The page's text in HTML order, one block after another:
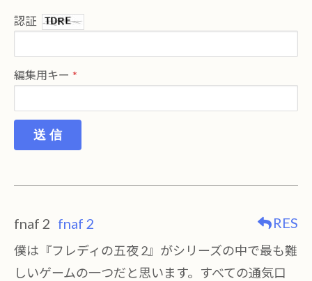
認証
編集用キー
送 信
fnaf 2 fnaf 2 RES
僕は『フレディの五夜 2』がシリーズの中で最も難
しいゲームの一つだと思います。すべての通気口